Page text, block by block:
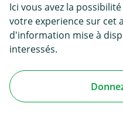
Ici vous avez la
votre experience sur cet
d'information mise à
interessés.